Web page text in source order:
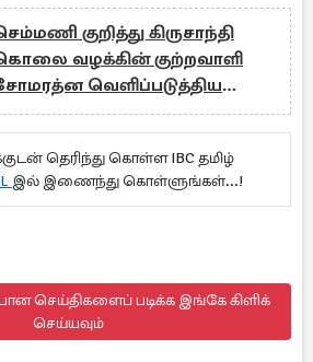
குறித்து கிருசாந்தி
வழக்கின் குற்றவாளி
வெளிப்படுத்திய
தெரிந்து கொள்ள IBC தமிழ்
இல் இணைந்து கொள்ளுங்கள்...!
செய்திகளைப் படிக்க இங்கே கிளிக்
செய்யவும்